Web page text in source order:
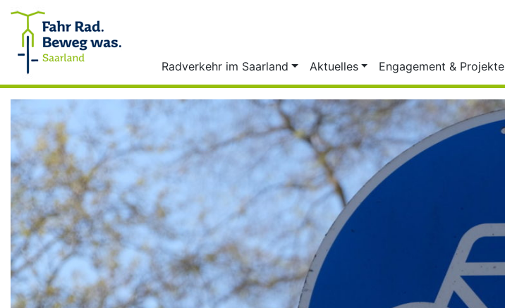
Zum Inhalt springen
Radverkehr im Saarland Aktuelles Engagement & Projekte